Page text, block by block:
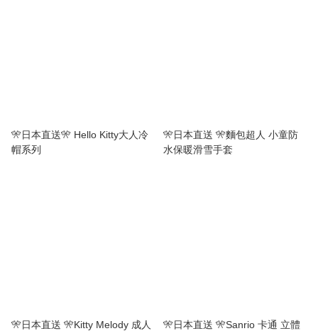
🎌日本直送🎌 Hello Kitty大人冷
帽系列
🎌日本直送 🎌麵包超人 小童防
水保暖滑雪手套
🎌日本直送 🎌Kitty Melody 成人
🎌日本直送 🎌Sanrio 卡通 立體